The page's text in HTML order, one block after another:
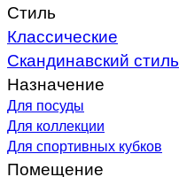
Стиль
Классические
Скандинавский стиль
Назначение
Для посуды
Для коллекции
Для спортивных кубков
Помещение